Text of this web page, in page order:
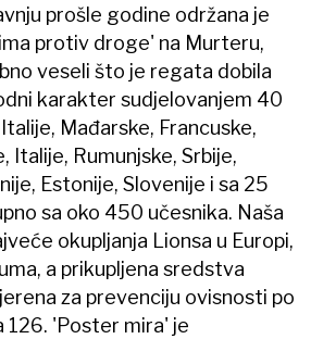
prošle godine održana je
protiv droge' na Murteru,
veseli što je regata dobila
karakter sudjelovanjem 40
Mađarske, Francuske,
Italije, Rumunjske, Srbije,
Estonije, Slovenije i sa 25
sa oko 450 učesnika. Naša
okupljanja Lionsa u Europi,
a prikupljena sredstva
za prevenciju ovisnosti po
'Poster mira' je